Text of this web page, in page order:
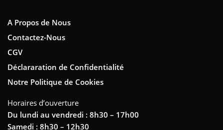
A Propos de Nous
Contactez-Nous
CGV
Déclararation de Confidentialité
Notre Politique de Cookies
Horaires d’ouverture
Du lundi au vendredi : 8h30 – 17h00
Samedi : 8h30 – 12h30